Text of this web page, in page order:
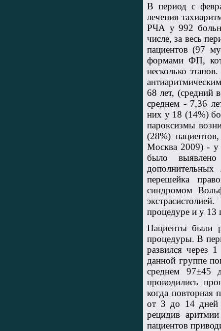
В период с
лечения
РЧА у 992
числе, за весь
пациентов (97
формами ФП,
несколько
68 лет, (средний
среднем - 7,36
них у 18 (14%)
пароксизмы
(28%)
Москва 2009) - у
было
перешейка
синдромом
процедуре и у 13
Пациенты были
процедуры. В
развился через
данной группе
среднем 97±45
проводились
когда повторная
от 3 до 14 дней
рецидив
пациентов